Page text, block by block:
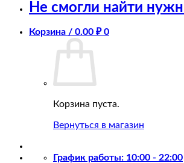
Не смогли найти
Корзина / 0.00 ₽ 0
Корзина пуста.
Вернуться в магазин
График работы: 10:00 - 22:00